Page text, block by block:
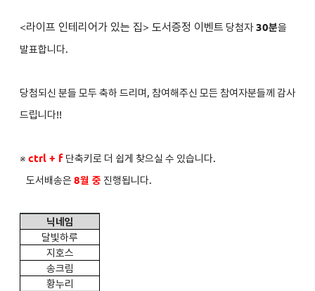
<라이프 인테리어가 있는 집> 도서증정 이벤트 당첨자 30분을
발표합니다.
당첨되신 분들 모두 축하 드리며, 참여해주신 모든 참여자분들께 감사
드립니다!!
※ ctrl + f 단축키로 더 쉽게 찾으실 수 있습니다.
도서배송은 8월 중 진행됩니다.
닉네임
달빛하루
지호스
송크림
황누리